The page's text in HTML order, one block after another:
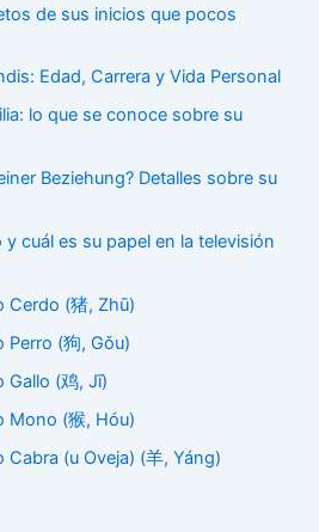
de sus inicios que pocos
Edad, Carrera y Vida Personal
lo que se conoce sobre su
Beziehung? Detalles sobre su
cuál es su papel en la televisión
Cerdo (猪, Zhū)
(狗, Gǒu)
Gallo (鸡, Jī)
Mono (猴, Hóu)
(u Oveja) (羊, Yáng)